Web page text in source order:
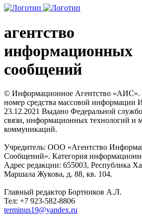
агентство
информационных
сообщений
© Информационное Агентство «АИС».
номер средства массовой
23.12.2021 Выдано Федеральной
связи, информационных технологий и
коммуникаций.
Учредитель: ООО «Агентство
Сообщений». Категория
Адрес редакции: 655003, Республика
Маршала Жукова, д. 88, кв. 104.
Главный редактор Бортников А.Л.
Тел: +7 923-582-8806
terminus19@yandex.ru